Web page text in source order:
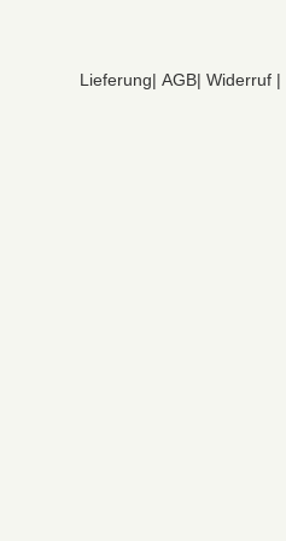
Lieferung| AGB| Widerruf |